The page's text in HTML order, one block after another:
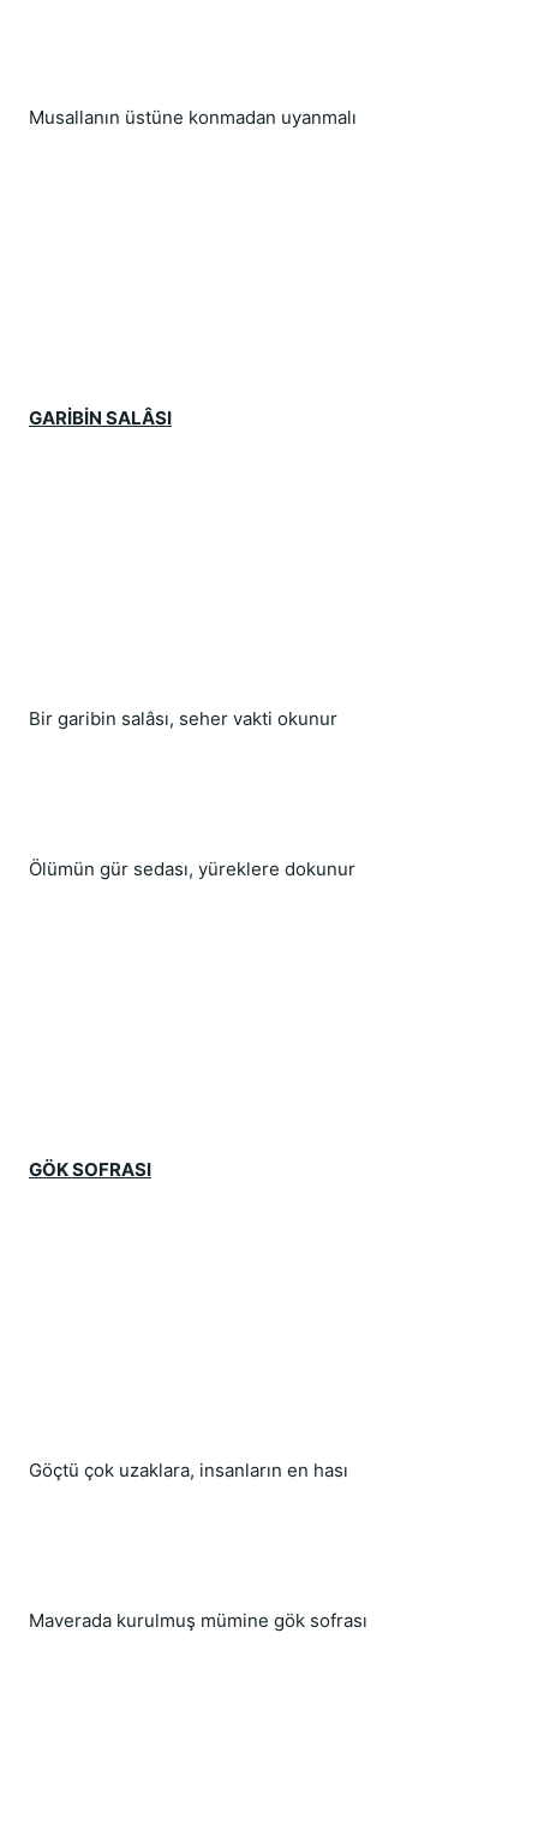
Musallanın üstüne konmadan uyanmalı
GARİBİN SALÂSI
Bir garibin salâsı, seher vakti okunur
Ölümün gür sedası, yüreklere dokunur
GÖK SOFRASI
Göçtü çok uzaklara, insanların en hası
Maverada kurulmuş mümine gök sofrası